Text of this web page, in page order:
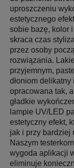
uproszczeniu
estetycznego
sobie bazę, kolor
skraca czas
przez osoby
rozwiązania.
przyjemnym,
dłoniom delikatny
opracowana tak,
gładkie
lampie UV/LED
estetyczny efekt,
jak i przy bardziej
Naszym
wygoda aplikacji
eliminuje